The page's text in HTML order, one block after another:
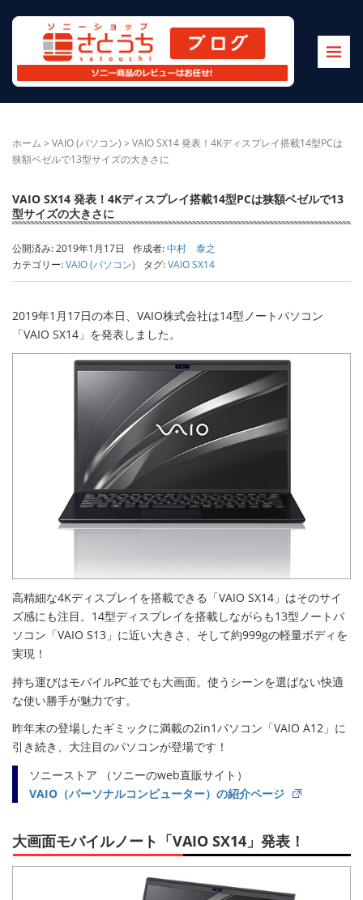
ホーム > VAIO (パソコン) > VAIO SX14 発表！4Kディスプレイ搭載14型PCは
狭額ベゼルで13型サイズの大きさに
VAIO SX14 発表！4Kディスプレイ搭載14型PCは狭額ベゼルで13
型サイズの大きさに
公開済み: 2019年1月17日 作成者:中村 泰之
カテゴリー:VAIO (パソコン) タグ:VAIO SX14
2019年1月17日の本日、VAIO株式会社は14型ノートパソコン
「VAIO SX14」を発表しました。
高精細な4Kディスプレイを搭載できる「VAIO SX14」はそのサイ
ズ感にも注目。14型ディスプレイを搭載しながらも13型ノートパ
ソコン「VAIO S13」に近い大きさ、そして約999gの軽量ボディを
実現！
持ち運びはモバイルPC並でも大画面。使うシーンを選ばない快適
な使い勝手が魅力です。
昨年末の登場したギミックに満載の2in1パソコン「VAIO A12」に
引き続き、大注目のパソコンが登場です！
ソニーストア （ソニーのweb直販サイト）
VAIO（パーソナルコンピューター）の紹介ページ
大画面モバイルノート「VAIO SX14」発表！